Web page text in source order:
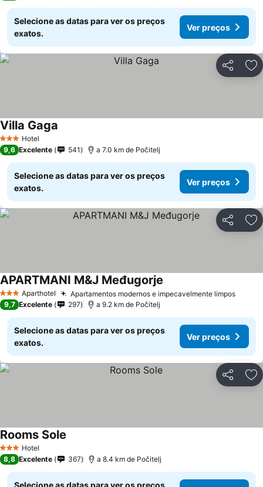
Selecione as datas para ver os preços
exatos.
Ver preços
Partilhar
3 EstrelasHotel
Villa Gaga
9,6 Excelente 541 a 7.0 km de Počitelj
Selecione as datas para ver os preços
exatos.
Ver preços
Partilhar
3 EstrelasAparthotel Apartamentos modernos e impecavelmente limpos
APARTMANI M&J Međugorje
9,7 Excelente 297 a 9.2 km de Počitelj
Selecione as datas para ver os preços
exatos.
Ver preços
Partilhar
3 EstrelasHotel
Rooms Sole
8,8 Excelente 367 a 8.4 km de Počitelj
Selecione as datas para ver os preços